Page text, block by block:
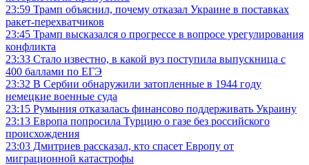
23:59 Трамп объяснил, почему отказал Украине в поставках
ракет-перехватчиков
23:45 Трамп высказался о прогрессе в вопросе урегулирования
конфликта
23:33 Стало известно, в какой вуз поступила выпускница с
400 баллами по ЕГЭ
23:32 В Сербии обнаружили затопленные в 1944 году
немецкие военные суда
23:15 Румыния отказалась финансово поддерживать Украину
23:13 Европа попросила Турцию о газе без российского
происхождения
23:03 Дмитриев рассказал, кто спасет Европу от
миграционной катастрофы